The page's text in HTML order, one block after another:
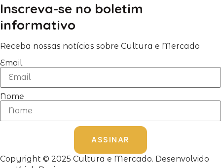
Inscreva-se no boletim
informativo
Receba nossas notícias sobre Cultura e Mercado
Email
Nome
ASSINAR
Copyright © 2025 Cultura e Mercado. Desenvolvido